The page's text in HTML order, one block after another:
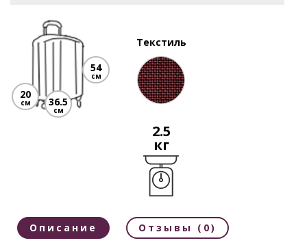
20
см
54
см
36.5
см
Текстиль
2.5
кг
Описание Отзывы (0)